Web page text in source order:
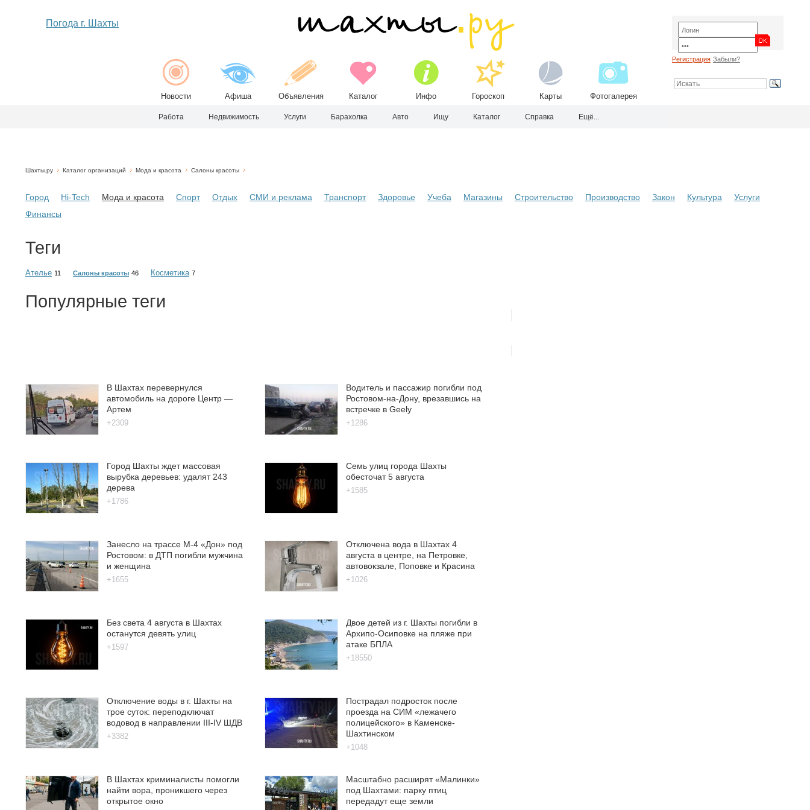
Погода г. Шахты
Новости Афиша Объявления Каталог Инфо Гороскоп Карты Фотогалерея
Регистрация Забыли?
Работа Недвижимость Услуги Барахолка Авто Ищу Каталог Справка Ещё...
Шахты.ру Каталог организаций Мода и красота Салоны красоты
Город Hi-Tech Мода и красота Спорт Отдых СМИ и реклама Транспорт Здоровье Учеба Магазины Строительство Производство Закон Культура
Услуги
Финансы
Теги
Ателье 11 Салоны красоты 46 Косметика 7
Популярные теги
В Шахтах перевернулся
автомобиль на дороге Центр —
Артем
+2309
Водитель и пассажир погибли под
Ростовом-на-Дону, врезавшись на
встречке в Geely
+1286
Город Шахты ждет массовая
вырубка деревьев: удалят 243
дерева
+1786
Семь улиц города Шахты
обесточат 5 августа
+1585
Занесло на трассе М-4 «Дон» под
Ростовом: в ДТП погибли мужчина
и женщина
+1655
Отключена вода в Шахтах 4
августа в центре, на Петровке,
автовокзале, Поповке и Красина
+1026
Без света 4 августа в Шахтах
останутся девять улиц
+1597
Двое детей из г. Шахты погибли в
Архипо-Осиповке на пляже при
атаке БПЛА
+18550
Отключение воды в г. Шахты на
трое суток: переподключат
водовод в направлении III-IV ШДВ
+3382
Пострадал подросток после
проезда на СИМ «лежачего
полицейского» в Каменске-
Шахтинском
+1048
В Шахтах криминалисты помогли
найти вора, проникшего через
открытое окно
Масштабно расширят «Малинки»
под Шахтами: парку птиц
передадут еще земли